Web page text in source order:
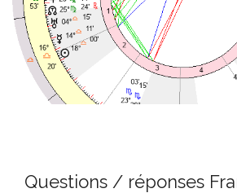
Questions / réponses